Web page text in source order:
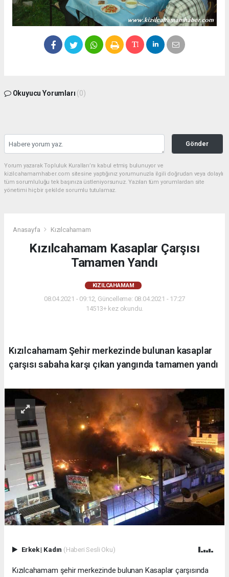
Okuyucu Yorumları (0)
Gönder
Yorum yazarak Topluluk Kuralları’nı kabul etmiş bulunuyor ve
kizilcahamamhaber.com sitesine yaptığınız yorumunuzla ilgili doğrudan veya dolaylı
tüm sorumluluğu tek başınıza üstleniyorsunuz. Yazılan tüm yorumlardan site
yönetimi hiçbir şekilde sorumlu tutulamaz.
Anasayfa Kızılcahamam
Kızılcahamam Kasaplar Çarşısı
Tamamen Yandı
KIZILCAHAMAM
08.04.2021 - 09:12, Güncelleme: 08.04.2021 - 17:27
14513+ kez okundu.
Kızılcahamam Şehir merkezinde bulunan kasaplar
çarşısı sabaha karşı çıkan yangında tamamen yandı
Erkek| Kadın (Haberi Sesli Oku)
Kızılcahamam şehir merkezinde bulunan Kasaplar çarşısında